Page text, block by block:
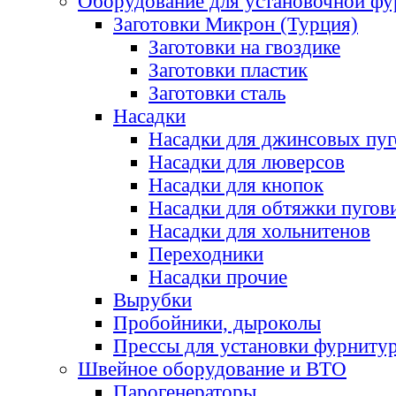
Заготовки Микрон (Турция)
Заготовки на гвоздике
Заготовки пластик
Заготовки сталь
Насадки
Насадки для джинсовых
Насадки для люверсов
Насадки для кнопок
Насадки для обтяжки
Насадки для хольнитенов
Переходники
Насадки прочие
Вырубки
Пробойники, дыроколы
Прессы для установки
Швейное оборудование и ВТО